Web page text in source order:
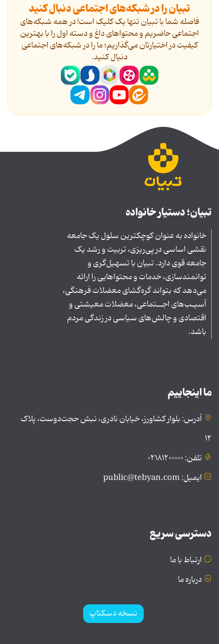
تبیان را در شبکه‌های اجتماعی دنبال کنید
فاصله شما با تبیان تنها یک کلیک است! در همه شبکه‌های
اجتماعی حاضریم و محتواهای داغ و دسته اول را با بهترین
کیفیت در اختیارتان می‌گذاریم؛ ما را در شبکه‌های اجتماعی
دنیال کنید.
تبیان؛ دستیار خانواده
خانواده به عنوان کوچکترین سلول یک جامعه
نقشی اساسی در پی‌ریزی، تربیت و رشد یک
جامعه قوی دارد. تبیان با تسهیل‌گری و
توانمندسازی، خدمات و محتواهایی را ارائه
می‌دهد که بتواند گره‌گشای معضلات فرهنگی،
آسیـب‌های اجــتماعی، معضلات معیشتی و
اقتصادی و چالش‌های سیاسی در زندگی مردم
باشد.
ما اینجاییم
آدرس: بلوار کشاورز، خیابان نادری، نبش حجت‌دوست، پلاک
۱۲
تلفن: ۰۲۱۸۱۲۰۰۰۰۰
ایمیل: public@tebyan.com
دسترسی سریع
ارتباط با ما
درباره ما
نسخه دسکتاپ